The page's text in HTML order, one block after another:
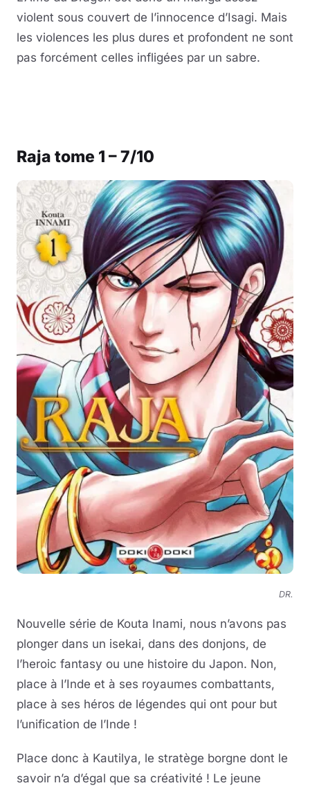
violent sous couvert de l’innocence d’Isagi. Mais
les violences les plus dures et profondent ne sont
pas forcément celles infligées par un sabre.
Raja tome 1 – 7/10
DR.
Nouvelle série de Kouta Inami, nous n’avons pas
plonger dans un isekai, dans des donjons, de
l’heroic fantasy ou une histoire du Japon. Non,
place à l’Inde et à ses royaumes combattants,
place à ses héros de légendes qui ont pour but
l’unification de l’Inde !
Place donc à Kautilya, le stratège borgne dont le
savoir n’a d’égal que sa créativité ! Le jeune